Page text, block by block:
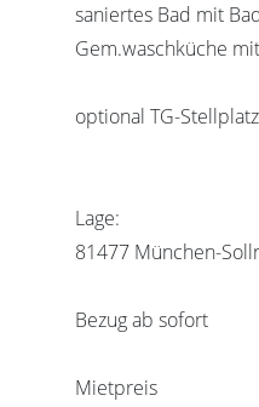
saniertes Bad mit
Gem.waschküche
optional TG-
Lage:
81477 München-
Bezug ab sofort
Mietpreis